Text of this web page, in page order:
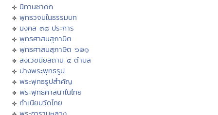
นิทานชาดก
พุทธวจนในธรรมบท
มงคล ๓๘ ประการ
พุทธศาสนสุภาษิต
พุทธศาสนสุภาษิต ๖๒๑
สังเวชนียสถาน ๔ ตำบล
ปางพระพุทธรูป
พระพุทธรูปสำคัญ
พระพุทธศาสนาในไทย
ทำเนียบวัดไทย